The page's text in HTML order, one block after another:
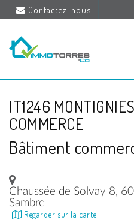
Contactez-nous
IT1246
COMMERCE
Bâtiment
Chaussée de Solvay 8,
Sambre
Regarder sur la carte